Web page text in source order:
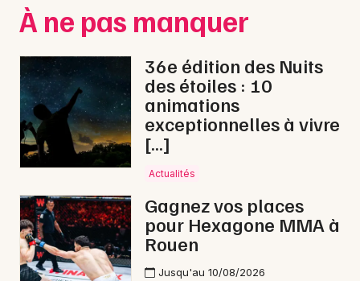
À ne pas manquer
36e édition des Nuits
des étoiles : 10
animations
exceptionnelles à vivre
[…]
Actualités
Gagnez vos places
pour Hexagone MMA à
Rouen
Jusqu'au 10/08/2026